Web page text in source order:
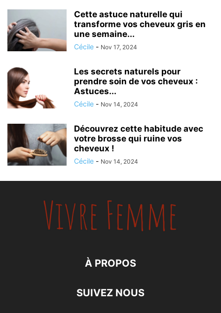
Cette astuce naturelle qui
transforme vos cheveux gris en
une semaine...
Cécile - Nov 17, 2024
Les secrets naturels pour
prendre soin de vos cheveux :
Astuces...
Cécile - Nov 14, 2024
Découvrez cette habitude avec
votre brosse qui ruine vos
cheveux !
Cécile - Nov 14, 2024
À PROPOS
SUIVEZ NOUS